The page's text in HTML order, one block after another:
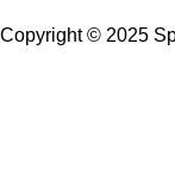
Copyright © 2025